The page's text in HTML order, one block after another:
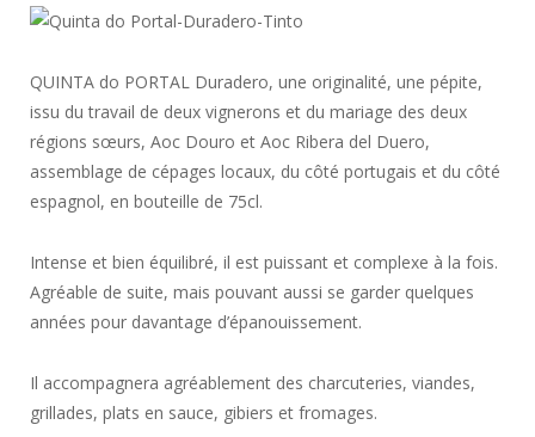
QUINTA do PORTAL Duradero, une originalité, une pépite,
issu du travail de deux vignerons et du mariage des deux
régions sœurs, Aoc Douro et Aoc Ribera del Duero,
assemblage de cépages locaux, du côté portugais et du côté
espagnol, en bouteille de 75cl.
Intense et bien équilibré, il est puissant et complexe à la fois.
Agréable de suite, mais pouvant aussi se garder quelques
années pour davantage d’épanouissement.
Il accompagnera agréablement des charcuteries, viandes,
grillades, plats en sauce, gibiers et fromages.